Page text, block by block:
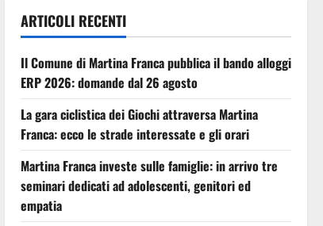
ARTICOLI RECENTI
Il Comune di Martina Franca pubblica il bando alloggi
ERP 2026: domande dal 26 agosto
La gara ciclistica dei Giochi attraversa Martina
Franca: ecco le strade interessate e gli orari
Martina Franca investe sulle famiglie: in arrivo tre
seminari dedicati ad adolescenti, genitori ed
empatia